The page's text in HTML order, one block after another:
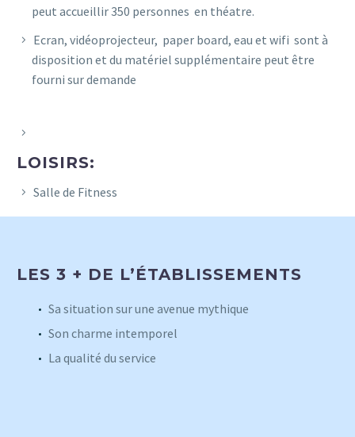
peut accueillir 350 personnes en théatre.
Ecran, vidéoprojecteur, paper board, eau et wifi sont à
disposition et du matériel supplémentaire peut être
fourni sur demande
LOISIRS:
Salle de Fitness
LES 3 + DE L’ÉTABLISSEMENTS
Sa situation sur une avenue mythique
Son charme intemporel
La qualité du service